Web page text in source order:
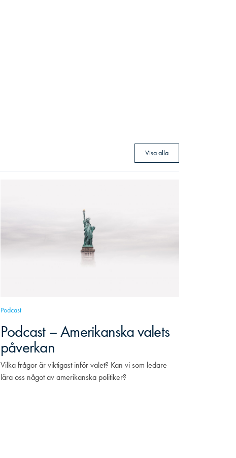
Visa alla
Podcast
Podcast – Amerikanska valets
påverkan
Vilka frågor är viktigast inför valet? Kan vi som ledare
lära oss något av amerikanska politiker?